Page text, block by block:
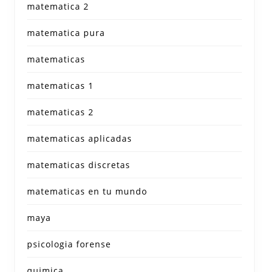
matematica 2
matematica pura
matematicas
matematicas 1
matematicas 2
matematicas aplicadas
matematicas discretas
matematicas en tu mundo
maya
psicologia forense